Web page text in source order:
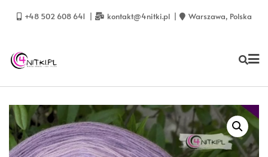
+48 502 608 641 kontakt@4nitki.pl Warszawa, Polska